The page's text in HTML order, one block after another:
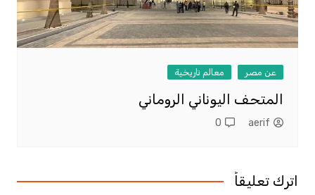
عن مصر معالم تاريخية
المتحف اليوناني الروماني
aerif
0
اترك تعليقاً